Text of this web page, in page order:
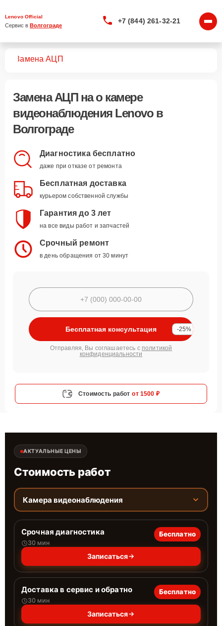
Lenovo Official
Сервис в Волгограде
+7 (844) 261-32-21
Замена АЦП
Замена АЦПна о камере
видеонаблюдения Lenovo в
Волгограде
Диагностика бесплатно
даже при отказе от ремонта
Бесплатная доставка
курьером собственной службы
Гарантия до 3 лет
на все виды работ и запчастей
Срочный ремонт
в день обращения от 30 минут
Бесплатная консультация -25%
Отправляя, Вы соглашаетесь с политикой
конфиденциальности
Стоимость работ от 1500 ₽
АКТУАЛЬНЫЕ ЦЕНЫ
Стоимость работ
Камера видеонаблюдения
Срочная диагностика
30 мин
Бесплатно
Записаться
Доставка в сервис и обратно
30 мин
Бесплатно
Записаться